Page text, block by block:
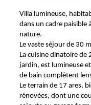
Villa lumineuse,
dans un cadre paisible
nature.
Le vaste séjour de 30
La cuisine dinatoire de
jardin, est lumineuse
de bain complètent
Le terrain de 17 ares,
rénovées, dont une